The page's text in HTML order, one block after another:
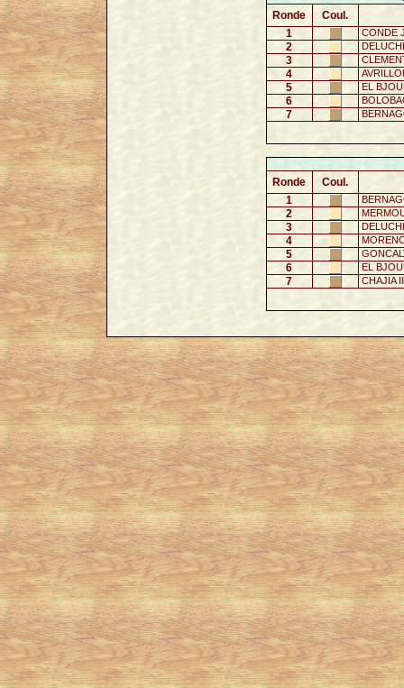
Ronde
Coul.
1
CONDE
2
3
4
5 EL
6
7
Ronde
Coul.
1
2
3
4
5
6 EL
7 CHAJIA